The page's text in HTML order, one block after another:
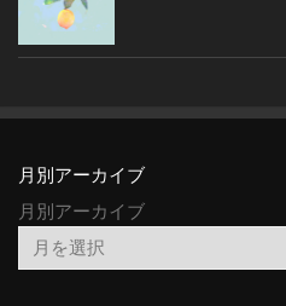
月別アーカイブ
月別アーカイブ